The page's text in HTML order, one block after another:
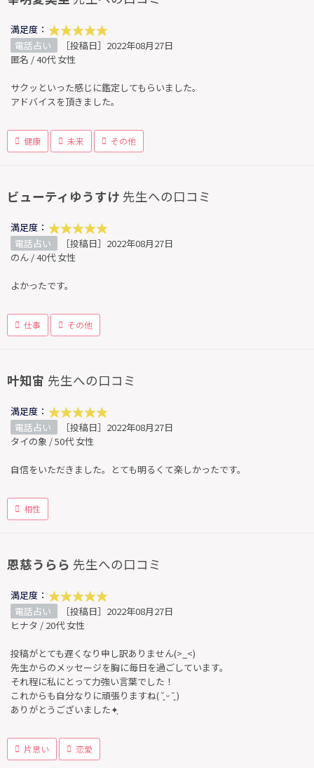
満足度：
電話占い
［投稿日］2022年08月27日
匿名 / 40代 女性
サクッといった感じに鑑定してもらいました。
アドバイスを頂きました。
健康 未来 その他
ビューティゆうすけ 先生への口コミ
満足度：
電話占い
［投稿日］2022年08月27日
のん / 40代 女性
よかったです。
仕事 その他
叶知宙 先生への口コミ
満足度：
電話占い
［投稿日］2022年08月27日
タイの象 / 50代 女性
自信をいただきました。とても明るくて楽しかったです。
相性
恩慈うらら 先生への口コミ
満足度：
電話占い
［投稿日］2022年08月27日
ヒナタ / 20代 女性
投稿がとても遅くなり申し訳ありません(>_<)
先生からのメッセージを胸に毎日を過ごしています。
それ程に私にとって力強い言葉でした！
これからも自分なりに頑張りますね( ˘͈ ᵕ ˘͈ )
ありがとうございました✦ฺ
片思い 恋愛